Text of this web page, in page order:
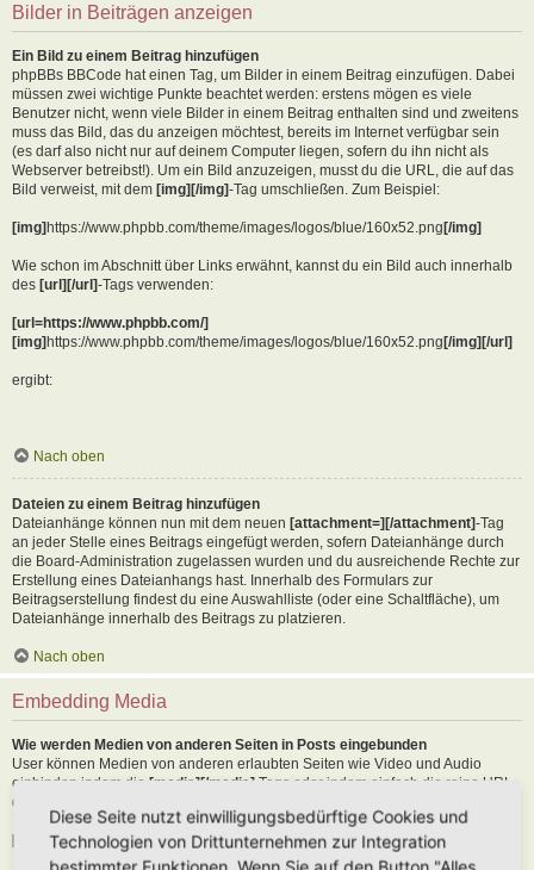
Bilder in Beiträgen anzeigen
Ein Bild zu einem Beitrag hinzufügen
phpBBs BBCode hat einen Tag, um Bilder in einem Beitrag einzufügen. Dabei
müssen zwei wichtige Punkte beachtet werden: erstens mögen es viele
Benutzer nicht, wenn viele Bilder in einem Beitrag enthalten sind und zweitens
muss das Bild, das du anzeigen möchtest, bereits im Internet verfügbar sein
(es darf also nicht nur auf deinem Computer liegen, sofern du ihn nicht als
Webserver betreibst!). Um ein Bild anzuzeigen, musst du die URL, die auf das
Bild verweist, mit dem [img][/img]-Tag umschließen. Zum Beispiel:
[img]https://www.phpbb.com/theme/images/logos/blue/160x52.png[/img]
Wie schon im Abschnitt über Links erwähnt, kannst du ein Bild auch innerhalb
des [url][/url]-Tags verwenden:
[url=https://www.phpbb.com/]
[img]https://www.phpbb.com/theme/images/logos/blue/160x52.png[/img][/url]
ergibt:
Nach oben
Dateien zu einem Beitrag hinzufügen
Dateianhänge können nun mit dem neuen [attachment=][/attachment]-Tag
an jeder Stelle eines Beitrags eingefügt werden, sofern Dateianhänge durch
die Board-Administration zugelassen wurden und du ausreichende Rechte zur
Erstellung eines Dateianhangs hast. Innerhalb des Formulars zur
Beitragserstellung findest du eine Auswahlliste (oder eine Schaltfläche), um
Dateianhänge innerhalb des Beitrags zu platzieren.
Nach oben
Embedding Media
Wie werden Medien von anderen Seiten in Posts eingebunden
User können Medien von anderen erlaubten Seiten wie Video und Audio
einbinden indem die [media][/media] Tags oder indem einfach die reine URL
der erlaubten Seite in den Text kopiert wird. Als Beispiel:
[media]https://youtu.be/Ne18ZQ7LLI0[/media]
Diese Seite nutzt einwilligungsbedürftige Cookies und
Technologien von Drittunternehmen zur Integration